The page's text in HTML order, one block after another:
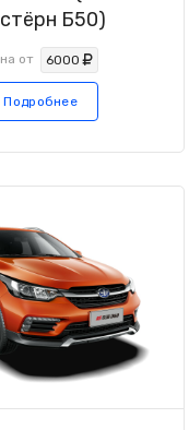
Б50)
от 6000
Подробнее